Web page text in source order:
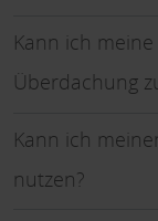
Kann ich
Überdachung
Kann ich
nutzen?